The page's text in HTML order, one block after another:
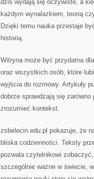
dziś wydają się oczywiste, a
każdym wynalazkiem, teorią
Dzięki temu nauka przestaje
historią.
Witryna może być przydatna
oraz wszystkich osób, które
wyjścia do rozmowy. Artykuły
dobrze sprawdzają się
zrozumieć kontekst.
zsbelecin.edu.pl pokazuje, że
bliska codzienności. Teksty
pozwala czytelnikowi
szczególnie ważne w świecie,